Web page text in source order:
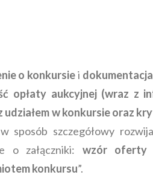
o konkursiei
opłaty aukcyjnej (wraz z
udziałem w konkursie oraz
sposób szczegółowy
o załączniki: wzór oferty
konkursu”.